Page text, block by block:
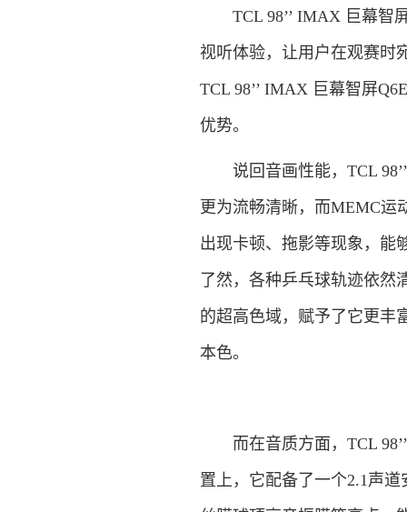
TCL 98’’ IMAX 巨幕智屏
视听体验，让用户在观赛时
TCL 98’’ IMAX 巨幕智屏
优势。
说回音画性能，TCL 98’’
更为流畅清晰，而MEMC运
出现卡顿、拖影等现象，能
了然，各种乒乓球轨迹依然
的超高色域，赋予了它更丰
本色。
而在音质方面，TCL 98’’
置上，它配备了一个2.1声